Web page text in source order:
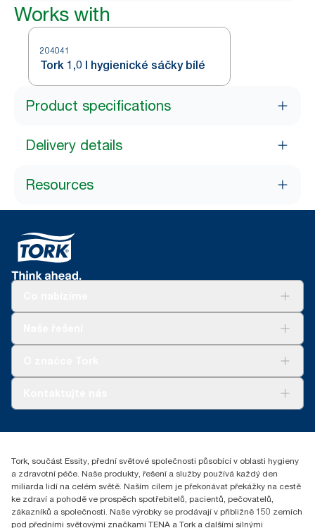
Works with
204041
Tork 1,0 l hygienické sáčky bílé
Product specifications
Delivery details
Resources
reception.prague@essity.com
Praha 8, Karlin, Sokolovská 100/94
186 00 Česká republika
Tork, součást Essity, přední světové společnosti působící v oblasti hygieny
a zdravotní péče. Naše produkty, řešení a služby používá každý den
miliarda lidí na celém světě. Naším cílem je překonávat překážky na cestě
ke zdraví a pohodě ve prospěch spotřebitelů, pacientů, pečovatelů,
zákazníků a společnosti. Naše výrobky se prodávají v přibližně 150 zemích
pod předními světovými značkami TENA a Tork a dalšími silnými